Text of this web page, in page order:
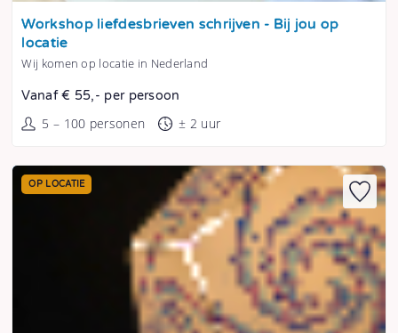
Tonen
Workshop liefdesbrieven schrijven - Bij jou op
locatie
Wij komen op locatie in Nederland
Vanaf € 55,- per persoon
5 – 100 personen ± 2 uur
OP LOCATIE